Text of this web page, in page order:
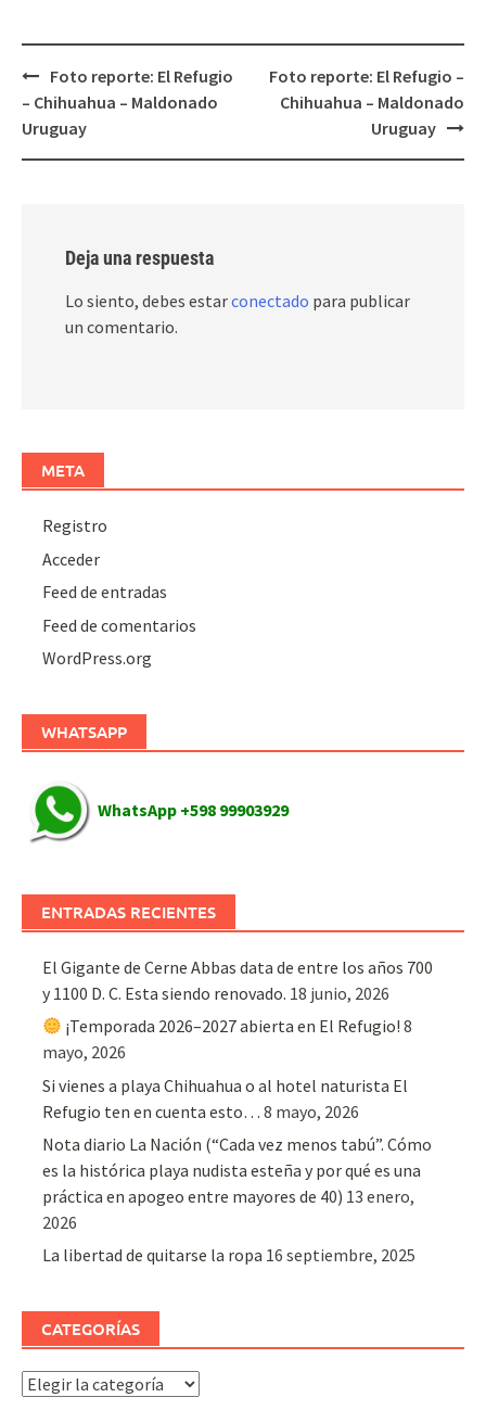
Post
navigation
Foto reporte: El Refugio
– Chihuahua – Maldonado
Uruguay
Foto reporte: El Refugio –
Chihuahua – Maldonado
Uruguay
Deja una respuesta
Lo siento, debes estarconectado para publicar
un comentario.
META
Registro
Acceder
Feed de entradas
Feed de comentarios
WordPress.org
WHATSAPP
WhatsApp +598 99903929
ENTRADAS RECIENTES
El Gigante de Cerne Abbas data de entre los años 700
y 1100 D. C. Esta siendo renovado. 18 junio, 2026
¡Temporada 2026–2027 abierta en El Refugio! 8
mayo, 2026
Si vienes a playa Chihuahua o al hotel naturista El
Refugio ten en cuenta esto… 8 mayo, 2026
Nota diario La Nación (“Cada vez menos tabú”. Cómo
es la histórica playa nudista esteña y por qué es una
práctica en apogeo entre mayores de 40) 13 enero,
2026
La libertad de quitarse la ropa 16 septiembre, 2025
CATEGORÍAS
Categorías